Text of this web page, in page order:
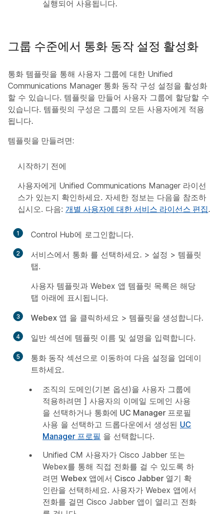
실행되어 사용됩니다.
그룹 수준에서 통화 동작 설정 활성화
통화 템플릿을 통해 사용자 그룹에 대한 Unified
Communications Manager 통화 동작 구성 설정을 활성화
할 수 있습니다. 템플릿을 만들어 사용자 그룹에 할당할 수
있습니다. 템플릿의 구성은 그룹의 모든 사용자에게 적용
됩니다.
템플릿을 만들려면:
시작하기 전에
사용자에게 Unified Communications Manager 라이선
스가 있는지 확인하세요. 자세한 정보는 다음을 참조하
십시오. 다음: 개별 사용자에 대한 서비스 라이선스 편집.
1 Control Hub에 로그인합니다.
2 서비스에서 통화 를 선택하세요. > 설정 > 템플릿
탭.
사용자 템플릿과 Webex 앱 템플릿 목록은 해당
탭 아래에 표시됩니다.
3 Webex 앱 을 클릭하세요 > 템플릿을 생성합니다.
4 일반 섹션에 템플릿 이름 및 설명을 입력합니다.
5 통화 동작 섹션으로 이동하여 다음 설정을 업데이
트하세요.
조직의 도메인(기본 옵션)을 사용자 그룹에
적용하려면 ] 사용자의 이메일 도메인 사용
을 선택하거나 통화에 UC Manager 프로필
사용 을 선택하고 드롭다운에서 생성된 UC
Manager 프로필 을 선택합니다.
Unified CM 사용자가 Cisco Jabber 또는
Webex를 통해 직접 전화를 걸 수 있도록 하
려면 Webex 앱에서 Cisco Jabber 열기 확
인란을 선택하세요. 사용자가 Webex 앱에서
전화를 걸면 Cisco Jabber 앱이 열리고 전화